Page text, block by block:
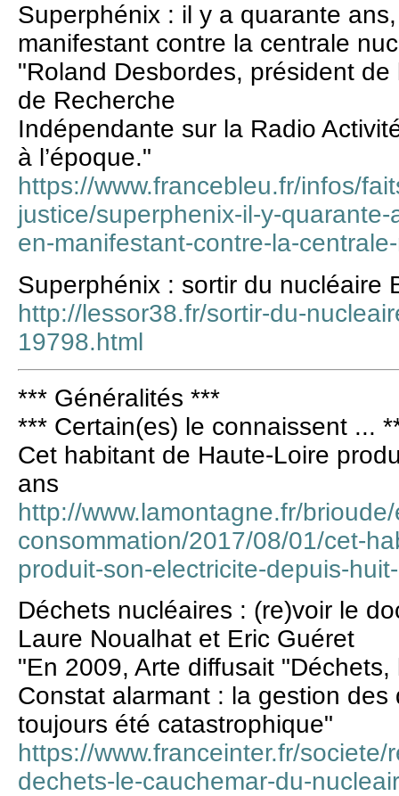
Superphénix : il y a quarante
manifestant contre la centrale
"Roland Desbordes, président
de Recherche
Indépendante sur la Radio
à l’époque."
https://www.francebleu.fr/infos/
justice/superphenix-il-y-
en-manifestant-contre-la-
Superphénix : sortir du nucléaire
http://lessor38.fr/sortir-du-
19798.html
*** Généralités ***
*** Certain(es) le connaissent ...
Cet habitant de Haute-Loire
ans
http://www.lamontagne.fr/
consommation/2017/08/01/cet-
produit-son-electricite-depuis-
Déchets nucléaires : (re)voir le
Laure Noualhat et Eric Guéret
"En 2009, Arte diffusait
Constat alarmant : la gestion
toujours été catastrophique"
https://www.franceinter.fr/
dechets-le-cauchemar-du-